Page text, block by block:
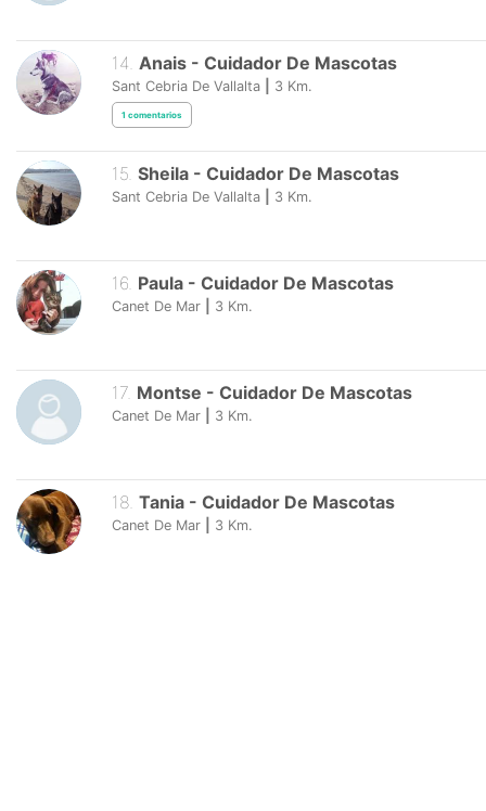
14. Anais - Cuidador De Mascotas
Sant Cebria De Vallalta 3 Km.
1 comentarios
15 Sheila - Cuidador De Mascotas
Sant Cebria De Vallalta 3 Km.
16 Paula - Cuidador De Mascotas
Canet De Mar 3 Km.
17. Montse - Cuidador De Mascotas
Canet De Mar 3 Km.
18. Tania - Cuidador De Mascotas
Canet De Mar 3 Km.